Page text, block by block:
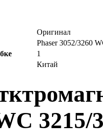
Оригинал
Phaser 3052/3260
1
Китай
3215/